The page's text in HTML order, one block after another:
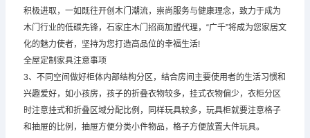
积极进取，一如既往开创木门潮流，崇尚服务与健康理念，致力于成为
木门行业的低碳先锋，石家庄木门招商加盟代理，“广千”将成为您家居文
化的魅力使者，坚持为您打造高品位的幸福生活!
全屋定制家具注意事项
3、不同空间做好柜体内部结构分区，结合房间主要使用者的生活习惯和
兴趣爱好，如小孩房，孩子的折叠衣物较多，挂式衣物偏少，衣柜分区
时注意挂式和折叠区域分配比例，同样玩具较多，玩具柜就要注意格子
和抽屉的比例，抽屉方便分类小件物品，格子方便放置大件玩具。